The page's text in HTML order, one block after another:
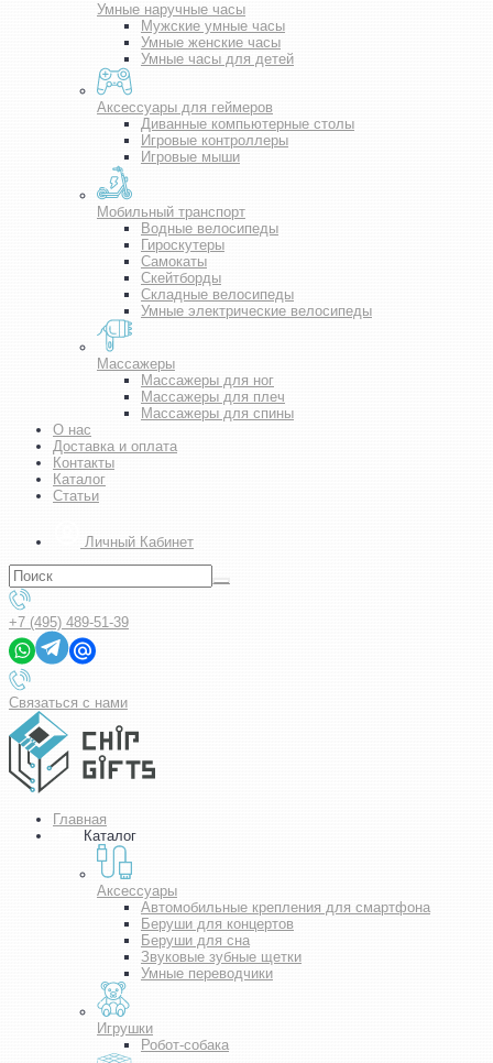
Умные наручные часы
Мужские умные часы
Умные женские часы
Умные часы для детей
Аксессуары для геймеров
Диванные компьютерные столы
Игровые контроллеры
Игровые мыши
Мобильный транспорт
Водные велосипеды
Гироскутеры
Самокаты
Скейтборды
Складные велосипеды
Умные электрические велосипеды
Массажеры
Массажеры для ног
Массажеры для плеч
Массажеры для спины
О нас
Доставка и оплата
Контакты
Каталог
Статьи
Личный Кабинет
+7 (495) 489-51-39
Связаться с нами
Главная
Каталог
Аксессуары
Автомобильные крепления для смартфона
Беруши для концертов
Беруши для сна
Звуковые зубные щетки
Умные переводчики
Игрушки
Робот-собака